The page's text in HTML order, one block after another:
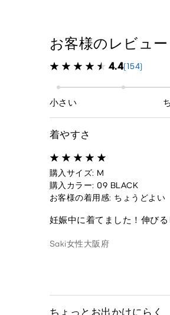
お客様のレビュー
4.4(154)
小さい
着やすさ
購入サイズ: M
購入カラー: 09 BLACK
お客様の着用感: ちょうどよい
妊娠中に着てました！伸び
Saki女性大阪府
ちょっとお出かけにらく